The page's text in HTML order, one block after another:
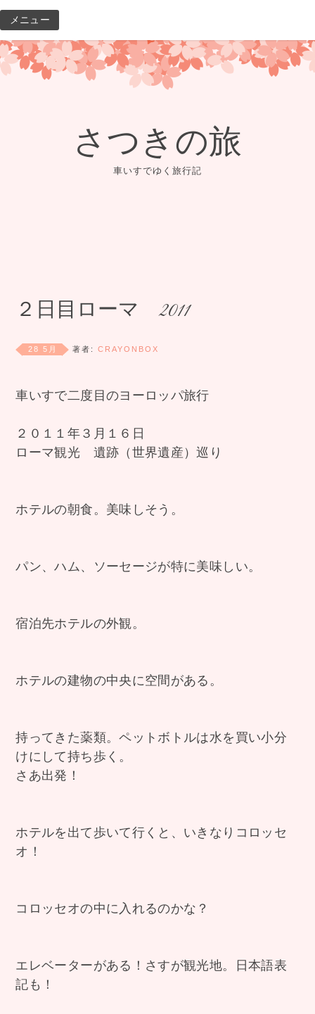
コ
ン
テ
ン
メニュー
さつきの旅
車いすでゆく旅行記
２日目ローマ 2011
28 5月 著者:CRAYONBOX
車いすで二度目のヨーロッパ旅行
２０１１年３月１６日
ローマ観光 遺跡（世界遺産）巡り
ホテルの朝食。美味しそう。
パン、ハム、ソーセージが特に美味しい。
宿泊先ホテルの外観。
ホテルの建物の中央に空間がある。
持ってきた薬類。ペットボトルは水を買い小分
けにして持ち歩く。
さあ出発！
ホテルを出て歩いて行くと、いきなりコロッセ
オ！
コロッセオの中に入れるのかな？
エレベーターがある！さすが観光地。日本語表
記も！